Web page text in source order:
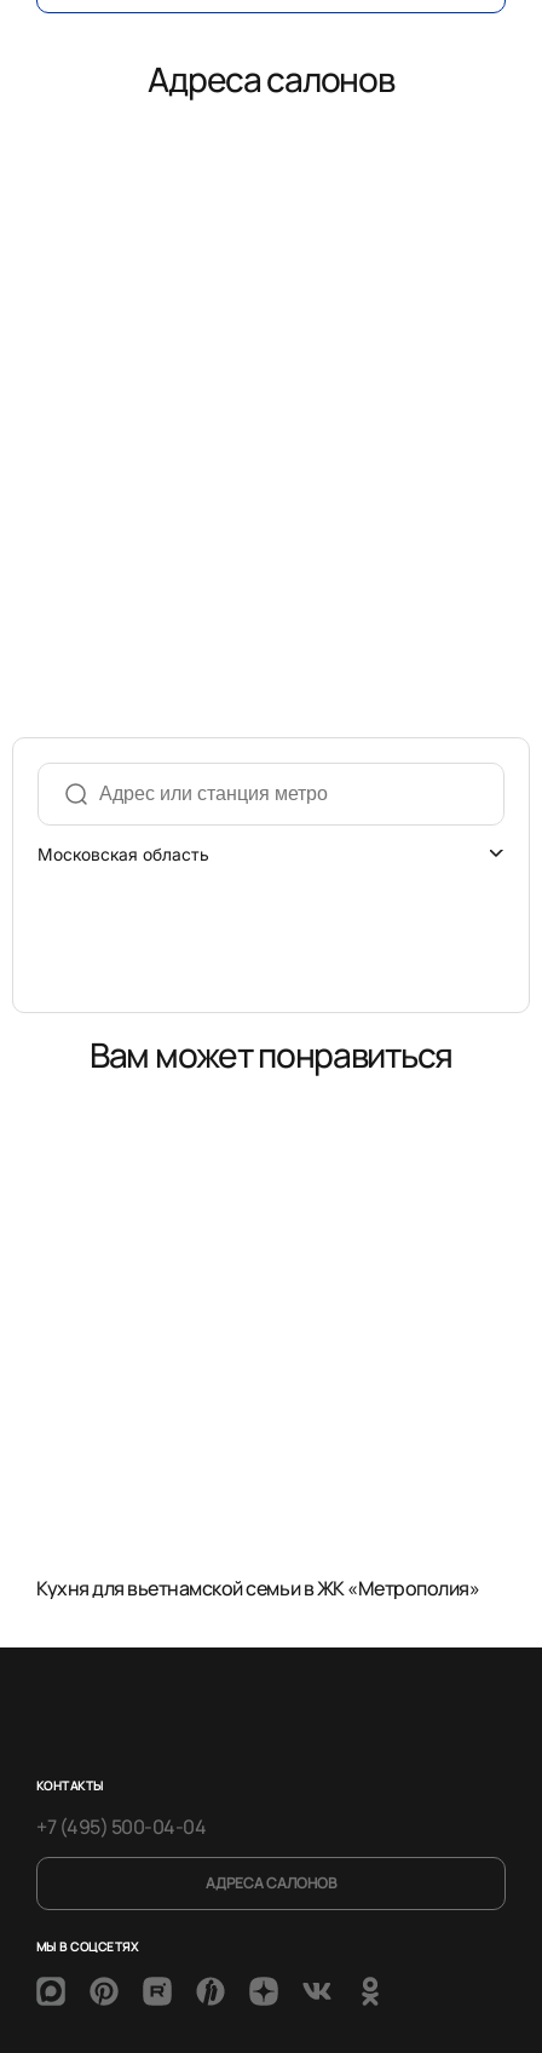
Адреса салонов
Московская область
Вам может понравиться
Кухня для вьетнамской семьи в ЖК «Метрополия»
КОНТАКТЫ
+7 (495) 500-04-04
АДРЕСА САЛОНОВ
МЫ В СОЦСЕТЯХ